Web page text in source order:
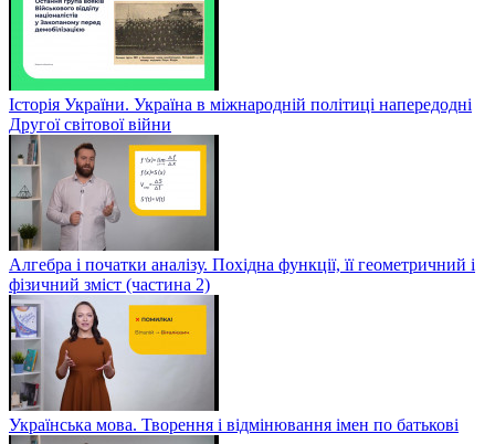
Історія України. Україна в міжнародній політиці напередодні
Другої світової війни
Алгебра і початки аналізу. Похідна функції, її геометричний і
фізичний зміст (частина 2)
Українська мова. Творення і відмінювання імен по батькові